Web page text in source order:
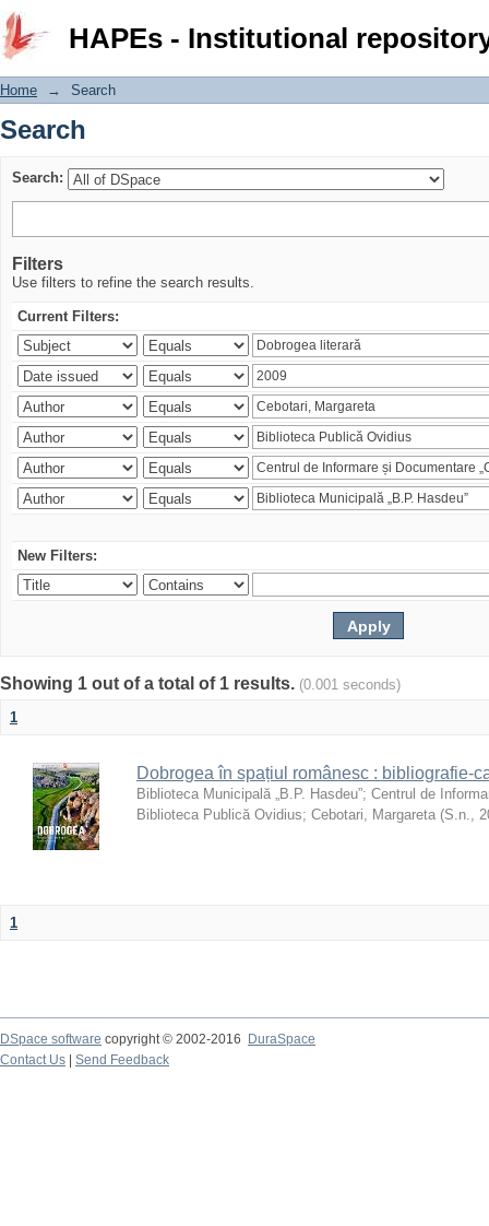
HAPEs - Institutional
Search
Home → Search
Search
Search:
Filters
Use filters to refine the search results.
Current Filters:
New Filters:
Showing 1 out of a total of 1 results. (0.001 seconds)
1
Dobrogea în spațiul românesc : bibliografie-
Biblioteca Municipală „B.P. Hasdeu”; Centrul de
Biblioteca Publică Ovidius; Cebotari, Margareta (S.n.,
1
DSpace software copyright © 2002-2016
DuraSpace
Contact Us
Send Feedback